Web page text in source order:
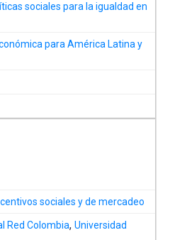
sociales para la igualdad en
para América Latina y
sociales y de mercadeo
Red Colombia,Universidad